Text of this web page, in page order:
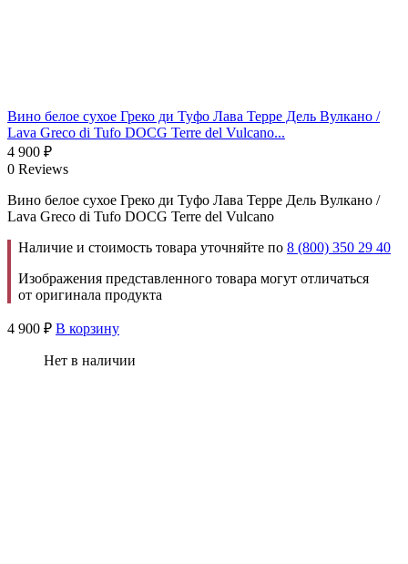
Вино белое сухое Греко ди Туфо Лава Терре Дель Вулкано /
Lava Greco di Tufo DOCG Terre del Vulcano...
4 900 ₽
0 Reviews
Вино белое сухое Греко ди Туфо Лава Терре Дель Вулкано /
Lava Greco di Tufo DOCG Terre del Vulcano
Наличие и стоимость товара уточняйте по 8 (800) 350 29 40
Изображения представленного товара могут отличаться
от оригинала продукта
4 900 ₽ В корзину
Нет в наличии